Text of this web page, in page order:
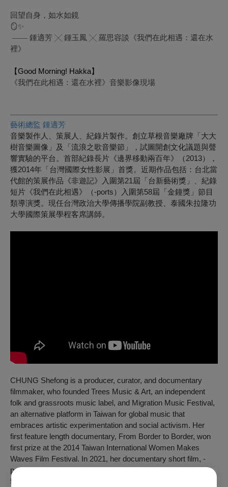
回望自身，如水如鏡
🪞✨
—— 鍾適芳 ╳ 鍾玉鳳 ╳ 羅思容談《我們在此相遇：還在水
裡》
【Good Morning! Hakka】
《我們在此相遇：還在水裡》音樂影像現場
藝術總監 鍾適芳
音樂製作人、策展人、紀錄片製作。創立草根音樂廠牌「大大
樹音樂圖像」及「流浪之歌音樂節」，試圖開創文化議題與聲
響實驗的平台。首部紀錄長片《邊界移動兩百年》（2013），
獲2014年「台灣國際女性影展」首獎。近期作品包括：台北當
代館的策展作品《非遊記》入圍第21屆「台新藝術獎」、紀錄
短片《我們在此相遇》（-ports）入圍第58屆「金鐘獎」節目
類導演獎。現任台灣政治大學傳播學院副教授、泰國朱拉隆功
大學國際策展學程客席講師。
CHUNG Shefong is a producer, curator, and documentary
filmmaker, who founded Trees Music & Art, an independent
folk and grassroots music label, and Migration Music Festival,
an alternative platform in Taiwan for global music that
embraces artistic experimentation and social activism. Her
first feature length documentary, From Border to Border, won
first prize at the 2014 Taiwan International Women Makes
Waves Film Festival. In 2021, her documentary short film, -
ports, was nominated in the program director category of the
58 th Golden Bell Awards. Her 2022 curatorial project